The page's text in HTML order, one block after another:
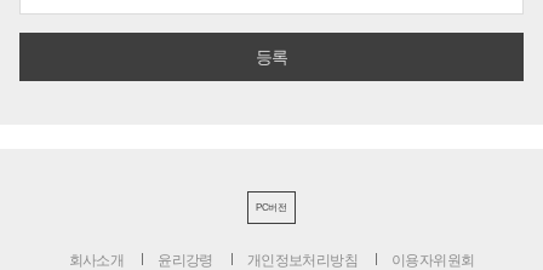
PC버전
회사소개 윤리강령 개인정보처리방침 이용자위원회